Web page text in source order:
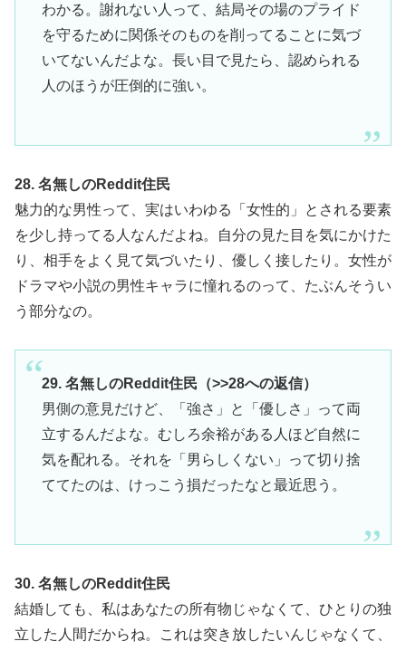
わかる。謝れない人って、結局その場のプライド
を守るために関係そのものを削ってることに気づ
いてないんだよな。長い目で見たら、認められる
人のほうが圧倒的に強い。
28. 名無しのReddit住民
魅力的な男性って、実はいわゆる「女性的」とされる要素
を少し持ってる人なんだよね。自分の見た目を気にかけた
り、相手をよく見て気づいたり、優しく接したり。女性が
ドラマや小説の男性キャラに憧れるのって、たぶんそうい
う部分なの。
29. 名無しのReddit住民（>>28への返信）
男側の意見だけど、「強さ」と「優しさ」って両
立するんだよな。むしろ余裕がある人ほど自然に
気を配れる。それを「男らしくない」って切り捨
ててたのは、けっこう損だったなと最近思う。
30. 名無しのReddit住民
結婚しても、私はあなたの所有物じゃなくて、ひとりの独
立した人間だからね。これは突き放したいんじゃなくて、